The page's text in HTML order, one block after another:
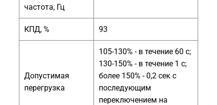
частота, Гц
КПД, % 93
Допустимая
перегрузка
105-130% - в течение 60 с;
130-150% - в течение 1 с;
более 150% - 0,2 сек с
последующим
переключением на